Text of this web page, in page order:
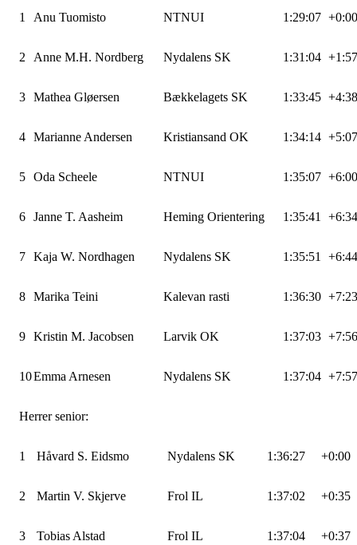
1 Anu Tuomisto NTNUI 1:29:07 +0:00
2 Anne M.H. Nordberg Nydalens SK 1:31:04 +1:57
3 Mathea Gløersen Bækkelagets SK 1:33:45 +4:38
4 Marianne Andersen Kristiansand OK 1:34:14 +5:07
5 Oda Scheele NTNUI 1:35:07 +6:00
6 Janne T. Aasheim Heming Orientering 1:35:41 +6:34
7 Kaja W. Nordhagen Nydalens SK 1:35:51 +6:44
8 Marika Teini Kalevan rasti 1:36:30 +7:23
9 Kristin M. Jacobsen Larvik OK 1:37:03 +7:56
10Emma Arnesen Nydalens SK 1:37:04 +7:57
Herrer senior:
1 Håvard S. Eidsmo Nydalens SK 1:36:27 +0:00
2 Martin V. Skjerve Frol IL 1:37:02 +0:35
3 Tobias Alstad Frol IL 1:37:04 +0:37